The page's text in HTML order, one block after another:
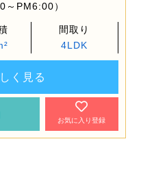
～PM6:00）
間取り
4LDK
く見る
お気に入り登録